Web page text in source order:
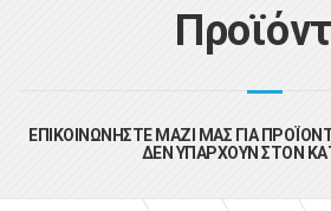
ΕΠΙΚΟΙΝΩΝΗΣΤΕ ΜΑΖΙ ΜΑΣ ΓΙΑ
ΔΕΝ ΥΠΑΡΧΟΥΝ ΣΤΟΝ